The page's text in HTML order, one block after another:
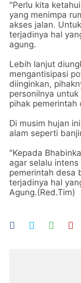
"Perlu kita
yang menimpa
akses jalan.
terjadinya hal
agung.
Lebih lanjut
mengantisipasi
diinginkan,
personilnya
pihak pemerintah
Di musim hujan
alam seperti
"Kepada
agar selalu
pemerintah desa
terjadinya hal
Agung.(Red.Tim)